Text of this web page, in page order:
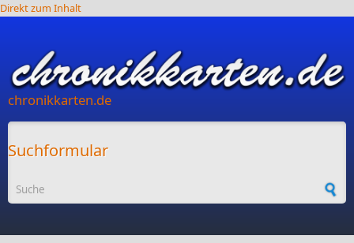
Direkt zum Inhalt
chronikkarten.de
Suchformular